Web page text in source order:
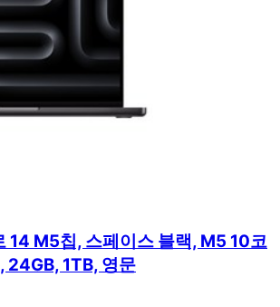
14 M5칩, 스페이스 블랙, M5 10코
24GB, 1TB, 영문